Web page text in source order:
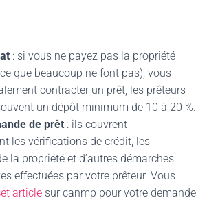
: si vous ne payez pas la propriété
que beaucoup ne font pas), vous
contracter un prêt, les prêteurs
un dépôt minimum de 10 à 20 %.
de prêt : ils couvrent
les vérifications de crédit, les
la propriété et d’autres démarches
effectuées par votre prêteur. Vous
article sur canmp pour votre demande